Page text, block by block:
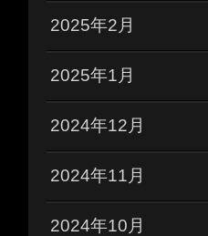
2025年2月
2025年1月
2024年12月
2024年11月
2024年10月